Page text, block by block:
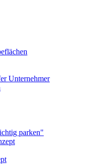
Unternehmer
parken"